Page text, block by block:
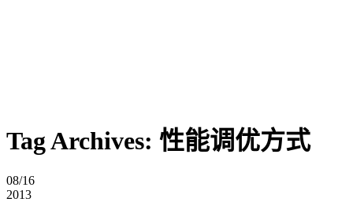
Tag Archives: 性能调优方式
08/16
2013